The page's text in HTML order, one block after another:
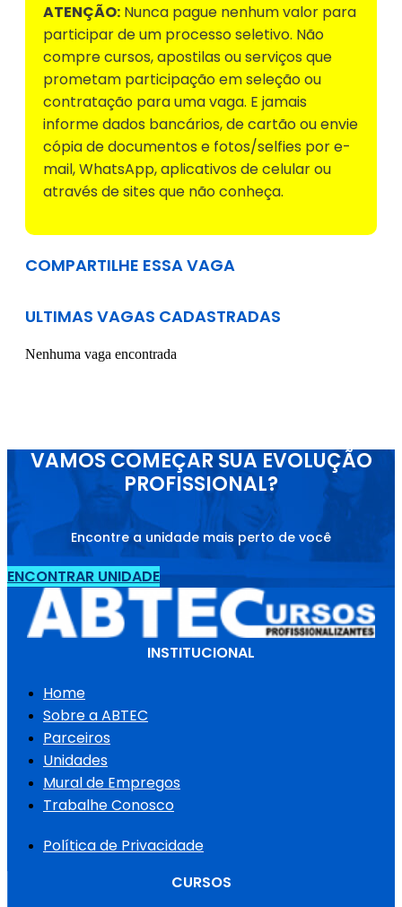
ATENÇÃO: Nunca pague nenhum valor para
participar de um processo seletivo. Não
compre cursos, apostilas ou serviços que
prometam participação em seleção ou
contratação para uma vaga. E jamais
informe dados bancários, de cartão ou envie
cópia de documentos e fotos/selfies por e-
mail, WhatsApp, aplicativos de celular ou
através de sites que não conheça.
COMPARTILHE ESSA VAGA
ULTIMAS VAGAS CADASTRADAS
Nenhuma vaga encontrada
VAMOS COMEÇAR SUA EVOLUÇÃO
PROFISSIONAL?
Encontre a unidade mais perto de você
ENCONTRAR UNIDADE
INSTITUCIONAL
Home
Sobre a ABTEC
Parceiros
Unidades
Mural de Empregos
Trabalhe Conosco
Política de Privacidade
CURSOS